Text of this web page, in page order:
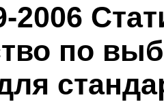
2006
по